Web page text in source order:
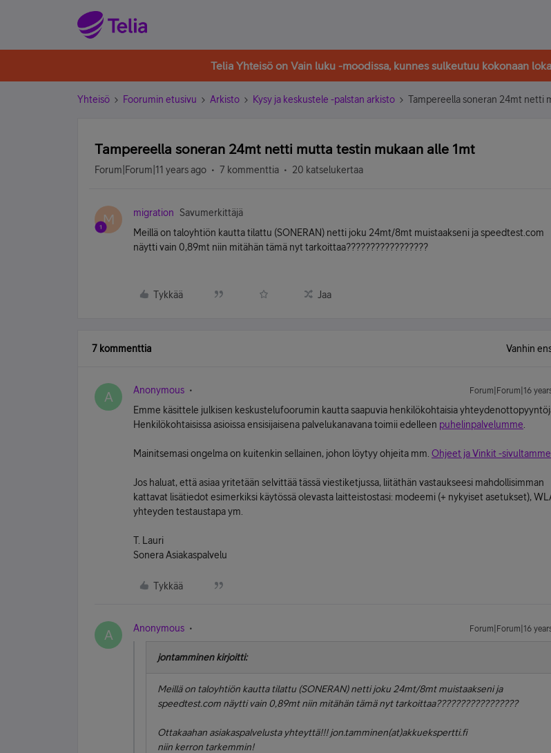
Telia Yhteisö on Vain luku -moodissa, kunnes sulkeutuu kokonaan
Yhteisö Foorumin etusivu Arkisto Kysy ja keskustele -palstan arkisto Tampereella soneran 24mt netti
Tampereella soneran 24mt netti mutta testin mukaan alle 1mt
Forum|Forum|11 years ago 7 kommenttia 20 katselukertaa
M migration
Savumerkittäjä
Meillä on taloyhtiön kautta tilattu (SONERAN) netti joku 24mt/8mt muistaakseni ja speedtest.com
näytti vain 0,89mt niin mitähän tämä nyt tarkoittaa?????????????????
Tykkää Jaa
7 kommenttia Vanhin
A Anonymous Forum|Forum|16
Emme käsittele julkisen keskustelufoorumin kautta saapuvia henkilökohtaisia
Henkilökohtaisissa asioissa ensisijaisena palvelukanavana toimii edelleen puhelinpalvelumme
Mainitsemasi ongelma on kuitenkin sellainen, johon löytyy ohjeita mm. Ohjeet ja Vinkit -sivultamme
Jos haluat, että asiaa yritetään selvittää tässä viestiketjussa, liitäthän vastaukseesi mahdollisimman
kattavat lisätiedot esimerkiksi käytössä olevasta laitteistostasi: modeemi (+ nykyiset asetukset),
yhteyden testaustapa ym.
T. Lauri
Sonera Asiakaspalvelu
Tykkää
A Anonymous Forum|Forum|16
jontamminen kirjoitti:
Meillä on taloyhtiön kautta tilattu (SONERAN) netti joku 24mt/8mt muistaakseni ja
speedtest.com näytti vain 0,89mt niin mitähän tämä nyt tarkoittaa?????????????????
Ottakaahan asiakaspalvelusta yhteyttä!!! jon.tamminen(at)akkuekspertti.fi
niin kerron tarkemmin!